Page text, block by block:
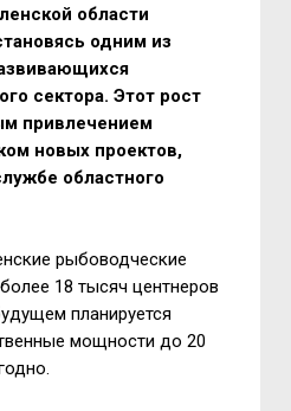
области
одним из
сектора. Этот рост
привлечением
новых проектов,
областного
рыбоводческие
18 тысяч центнеров
планируется
мощности до 20